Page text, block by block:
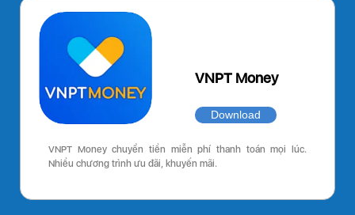
VNPT Money
Download
VNPT Money chuyển tiền miễn phí thanh toán mọi lúc.
Nhiều chương trình ưu đãi, khuyến mãi.